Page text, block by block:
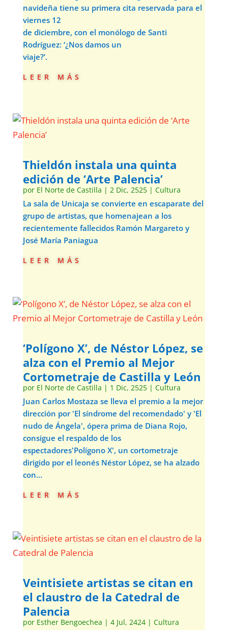
navideña tiene su primera cita reservada para el
viernes 12
de diciembre, con el monólogo de Santi
Rodríguez: ‘¿Nos damos un
viaje?’.
leer más
Thieldón instala una quinta
edición de ‘Arte Palencia’
por El Norte de Castilla | 2 Dic, 2525| Cultura
La sala de Unicaja se convierte en escaparate del
grupo de artistas, que homenajean a los
recientemente fallecidos Ramón Margareto y
José María Paniagua
leer más
‘Polígono X’, de Néstor López, se
alza con el Premio al Mejor
Cortometraje de Castilla y León
por El Norte de Castilla | 1 Dic, 2525| Cultura
Juan Carlos Mostaza se lleva el premio a la mejor
dirección por 'El síndrome del recomendado' y 'El
nudo de Ángela', ópera prima de Diana Rojo,
consigue el respaldo de los
espectadores'Polígono X', un cortometraje
dirigido por el leonés Néstor López, se ha alzado
con...
leer más
Veintisiete artistas se citan en
el claustro de la Catedral de
Palencia
por Esther Bengoechea | 4 Jul, 2424| Cultura